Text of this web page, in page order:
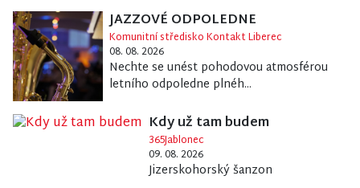
JAZZOVÉ ODPOLEDNE
Komunitní středisko Kontakt Liberec
08. 08. 2026
Nechte se unést pohodovou atmosférou
letního odpoledne plnéh...
Kdy už tam budem
365Jablonec
09. 08. 2026
Jizerskohorský šanzon